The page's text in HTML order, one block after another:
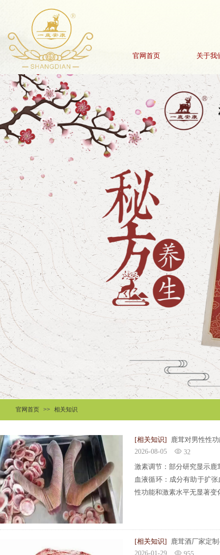
官网首页 >> 相关知识
[相关知识]
鹿茸对男性性
2026-08-05
32
激素调节‌：部分研究显示
血液循环‌：成分有助于扩
性功能和激素水平‌无显著
[相关知识]
鹿茸酒厂家定
2026-01-29
官网首页 关于我